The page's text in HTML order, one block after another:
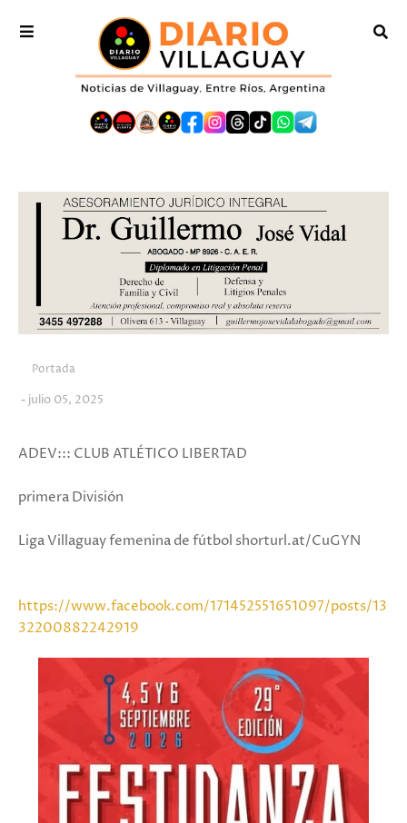
Portada
julio 05, 2025
ADEV::: CLUB ATLÉTICO LIBERTAD
primera División
Liga Villaguay femenina de fútbol shorturl.at/CuGYN
https://www.facebook.com/171452551651097/posts/13
32200882242919